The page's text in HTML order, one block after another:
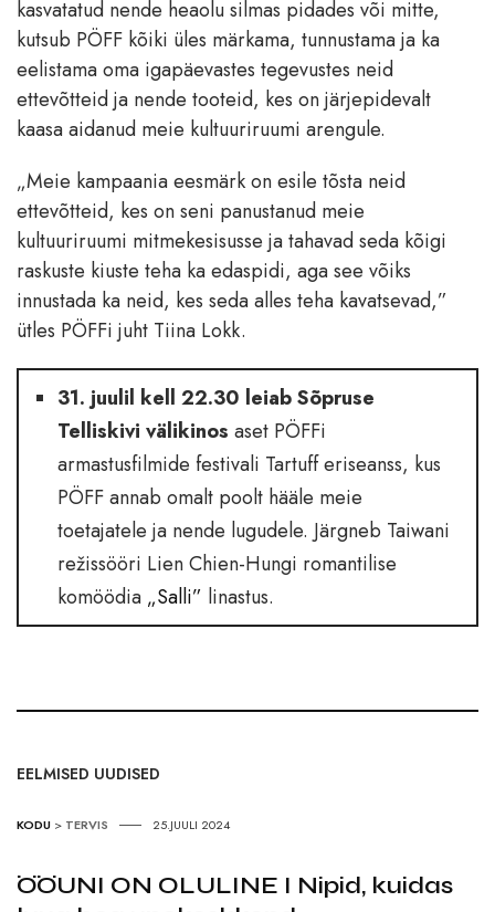
kasvatatud nende heaolu silmas pidades või mitte,
kutsub PÖFF kõiki üles märkama, tunnustama ja ka
eelistama oma igapäevastes tegevustes neid
ettevõtteid ja nende tooteid, kes on järjepidevalt
kaasa aidanud meie kultuuriruumi arengule.
„Meie kampaania eesmärk on esile tõsta neid
ettevõtteid, kes on seni panustanud meie
kultuuriruumi mitmekesisusse ja tahavad seda kõigi
raskuste kiuste teha ka edaspidi, aga see võiks
innustada ka neid, kes seda alles teha kavatsevad,”
ütles PÖFFi juht Tiina Lokk.
31. juulil kell 22.30 leiab Sõpruse
Telliskivi välikinos aset PÖFFi
armastusfilmide festivali Tartuff eriseanss, kus
PÖFF annab omalt poolt hääle meie
toetajatele ja nende lugudele. Järgneb Taiwani
režissööri Lien Chien-Hungi romantilise
komöödia „Salli” linastus.
EELMISED UUDISED
KODU > TERVIS 25.JUULI 2024
ÖÖUNI ON OLULINE I Nipid, kuidas